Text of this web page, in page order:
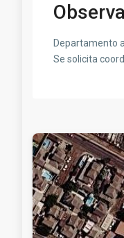
Departamento
Se solicita